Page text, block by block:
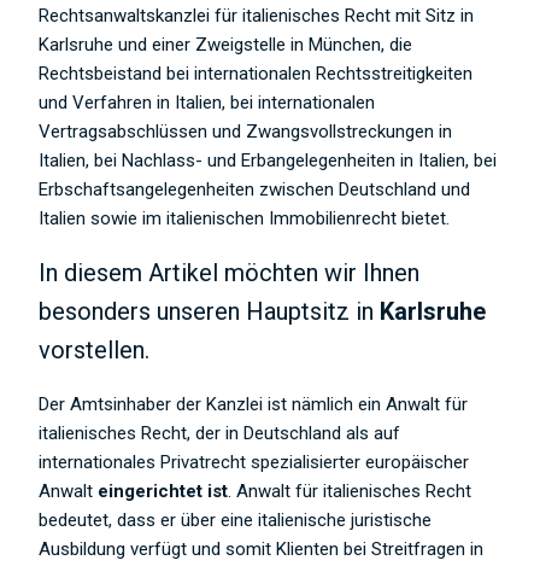
Rechtsanwaltskanzlei für italienisches Recht mit Sitz in
Karlsruhe und einer Zweigstelle in München, die
Rechtsbeistand bei internationalen Rechtsstreitigkeiten
und Verfahren in Italien, bei internationalen
Vertragsabschlüssen und Zwangsvollstreckungen in
Italien, bei Nachlass- und Erbangelegenheiten in Italien, bei
Erbschaftsangelegenheiten zwischen Deutschland und
Italien sowie im italienischen Immobilienrecht bietet.
In diesem Artikel möchten wir Ihnen
besonders unseren Hauptsitz in Karlsruhe
vorstellen.
Der Amtsinhaber der Kanzlei ist nämlich ein Anwalt für
italienisches Recht, der in Deutschland als auf
internationales Privatrecht spezialisierter europäischer
Anwalt eingerichtet ist. Anwalt für italienisches Recht
bedeutet, dass er über eine italienische juristische
Ausbildung verfügt und somit Klienten bei Streitfragen in